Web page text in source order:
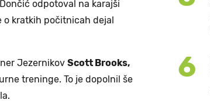
odpotoval na karajši
o kratkih počitnicah dejal
Jezernikov Scott Brooks,
treninge. To je dopolnil še
6